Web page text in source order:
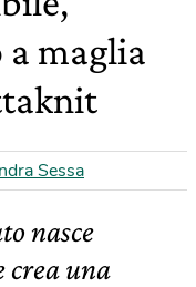
maglia
Sessa
nasce
crea una